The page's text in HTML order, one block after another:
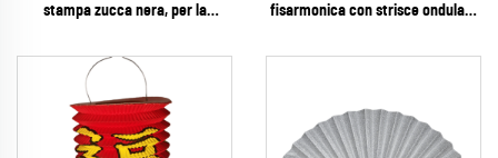
stampa zucca nera, per la
Halloween
fisarmonica con strisce ondulate
rigata e vivace a effetto